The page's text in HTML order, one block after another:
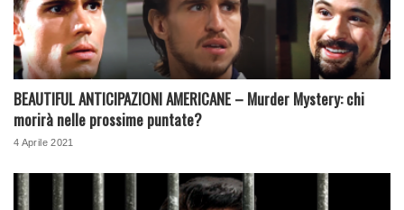
BEAUTIFUL ANTICIPAZIONI AMERICANE – Murder Mystery: chi
morirà nelle prossime puntate?
4 Aprile 2021